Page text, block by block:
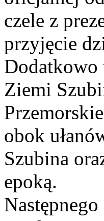
czele z
przyjęcie
Dodatkowo
Ziemi
obok
Szubina
epoką.